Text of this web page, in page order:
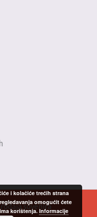
suvenira
i kolačiće trećih strana
omogućit ćete
korištenja. Informacije